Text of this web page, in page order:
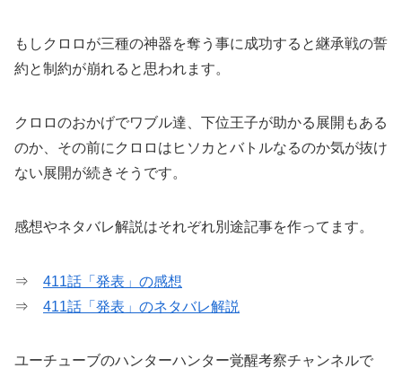
もしクロロが三種の神器を奪う事に成功すると継承戦の誓
約と制約が崩れると思われます。
クロロのおかげでワブル達、下位王子が助かる展開もある
のか、その前にクロロはヒソカとバトルなるのか気が抜け
ない展開が続きそうです。
感想やネタバレ解説はそれぞれ別途記事を作ってます。
⇒ 411話「発表」の感想
⇒ 411話「発表」のネタバレ解説
ユーチューブのハンターハンター覚醒考察チャンネルで